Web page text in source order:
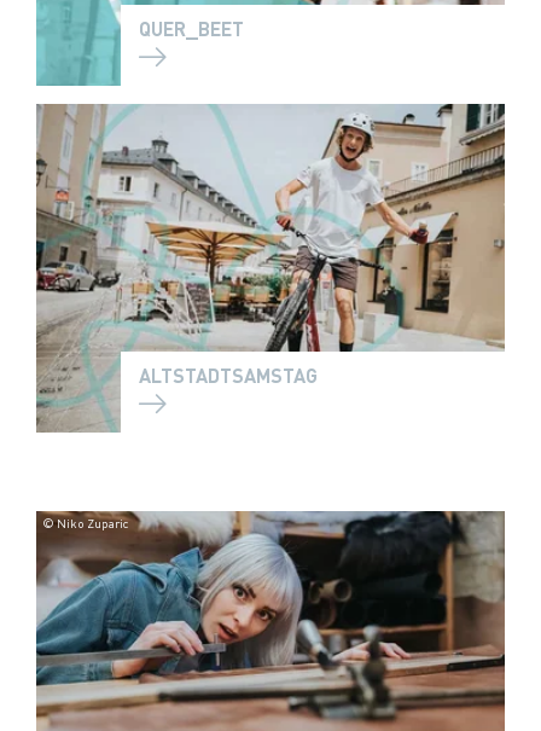
QUER_BEET
ALTSTADTSAMSTAG
© Niko Zuparic